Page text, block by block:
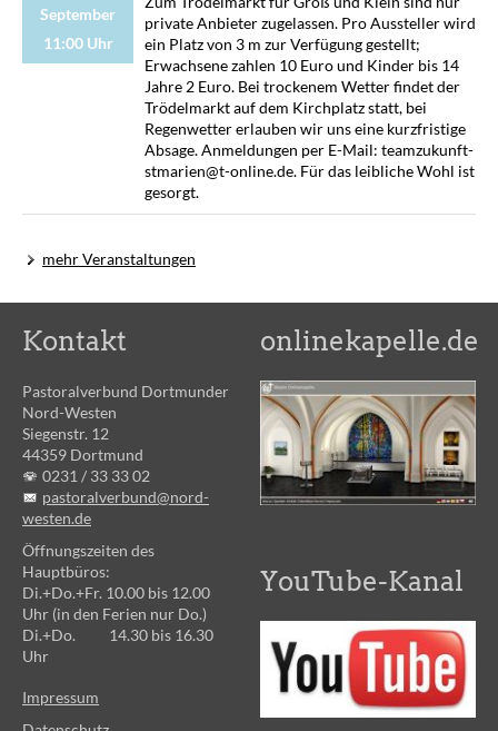
September
11:00 Uhr
private Anbieter zugelassen. Pro Aussteller wird
ein Platz von 3 m zur Verfügung gestellt;
Erwachsene zahlen 10 Euro und Kinder bis 14
Jahre 2 Euro. Bei trockenem Wetter findet der
Trödelmarkt auf dem Kirchplatz statt, bei
Regenwetter erlauben wir uns eine kurzfristige
Absage. Anmeldungen per E-Mail: teamzukunft-
stmarien@t-online.de. Für das leibliche Wohl ist
gesorgt.
mehr Veranstaltungen
Kontakt
Pastoralverbund Dortmunder
Nord-Westen
Siegenstr. 12
44359 Dortmund
0231 / 33 33 02
pastoralverbund@nord-
westen.de
Öffnungszeiten des
Hauptbüros:
Di.+Do.+Fr. 10.00 bis 12.00
Uhr (in den Ferien nur Do.)
Di.+Do. 14.30 bis 16.30
Uhr
Impressum
onlinekapelle.de
YouTube-Kanal